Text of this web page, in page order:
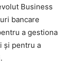
Business
bancare
a gestiona
și pentru a